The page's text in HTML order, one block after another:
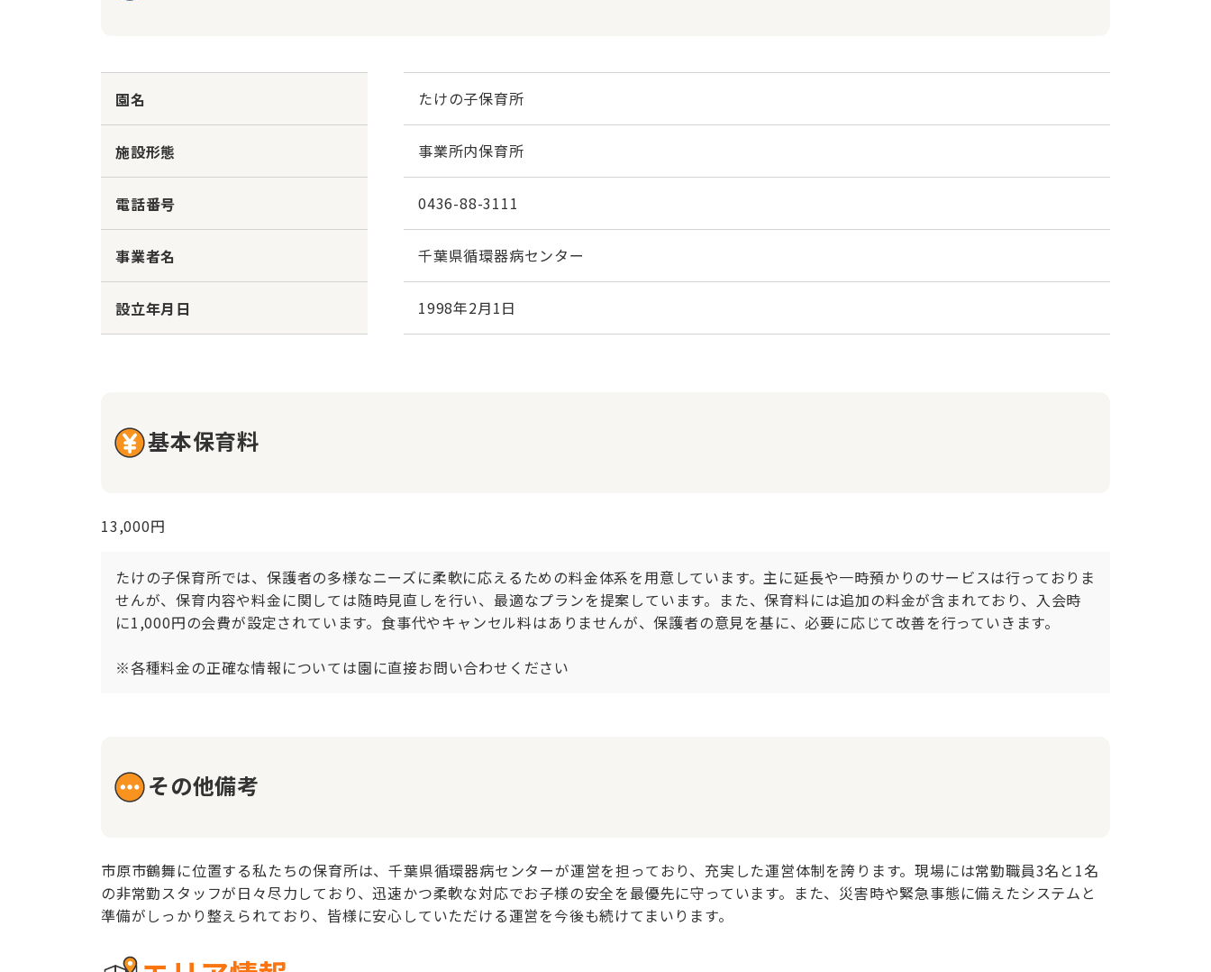
園名 たけの子保育所
施設形態 事業所内保育所
電話番号 0436-88-3111
事業者名 千葉県循環器病センター
設立年月日 1998年2月1日
基本保育料
13,000円
たけの子保育所では、保護者の多様なニーズに柔軟に応えるための料金体系を用意しています。主に延長や一時預かりのサービスは行っておりま
せんが、保育内容や料金に関しては随時見直しを行い、最適なプランを提案しています。また、保育料には追加の料金が含まれており、入会時
に1,000円の会費が設定されています。食事代やキャンセル料はありませんが、保護者の意見を基に、必要に応じて改善を行っていきます。
※各種料金の正確な情報については園に直接お問い合わせください
その他備考
市原市鶴舞に位置する私たちの保育所は、千葉県循環器病センターが運営を担っており、充実した運営体制を誇ります。現場には常勤職員3名と1名
の非常勤スタッフが日々尽力しており、迅速かつ柔軟な対応でお子様の安全を最優先に守っています。また、災害時や緊急事態に備えたシステムと
準備がしっかり整えられており、皆様に安心していただける運営を今後も続けてまいります。